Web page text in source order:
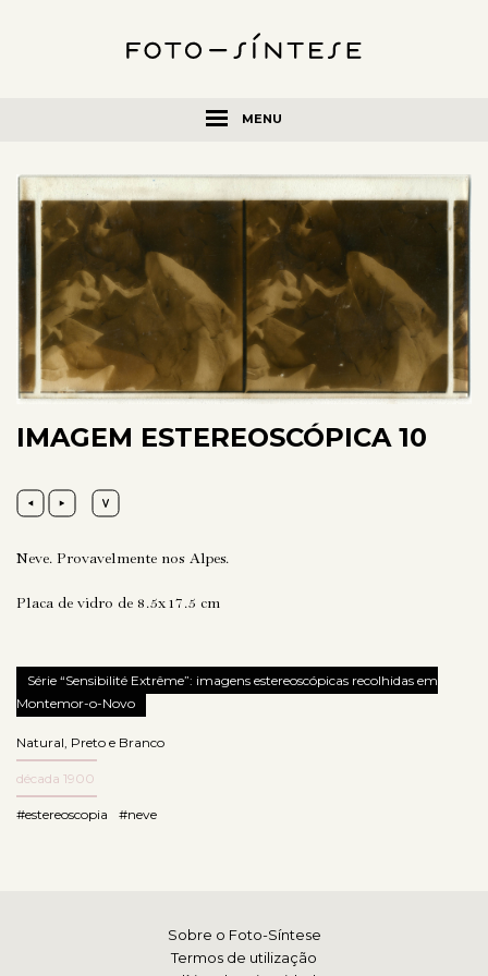
MENU
IMAGEM ESTEREOSCÓPICA 10
Neve. Provavelmente nos Alpes.
Placa de vidro de 8.5x17.5 cm
Série “Sensibilité Extrême”: imagens estereoscópicas recolhidas em
Montemor-o-Novo
Natural, Preto e Branco
década 1900
#estereoscopia #neve
Sobre o Foto-Síntese
Termos de utilização